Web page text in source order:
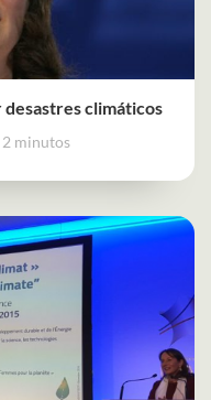
desastres climáticos
2 minutos